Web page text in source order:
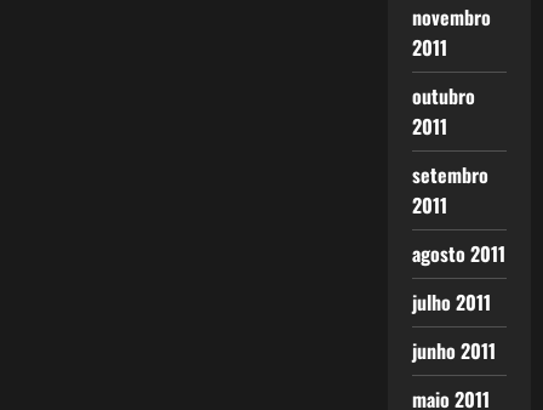
novembro
2011
outubro
2011
setembro
2011
agosto 2011
julho 2011
junho 2011
maio 2011